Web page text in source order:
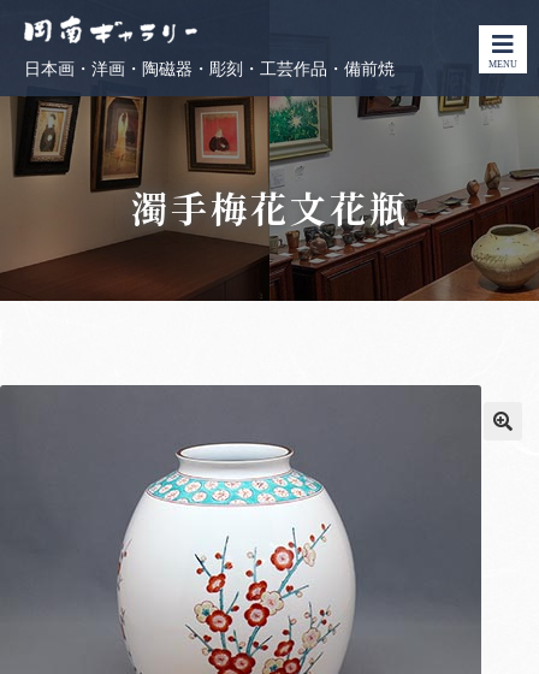
日本画・洋画・陶磁器・彫刻・工芸作品・備前焼 MENU
濁手梅花文花瓶